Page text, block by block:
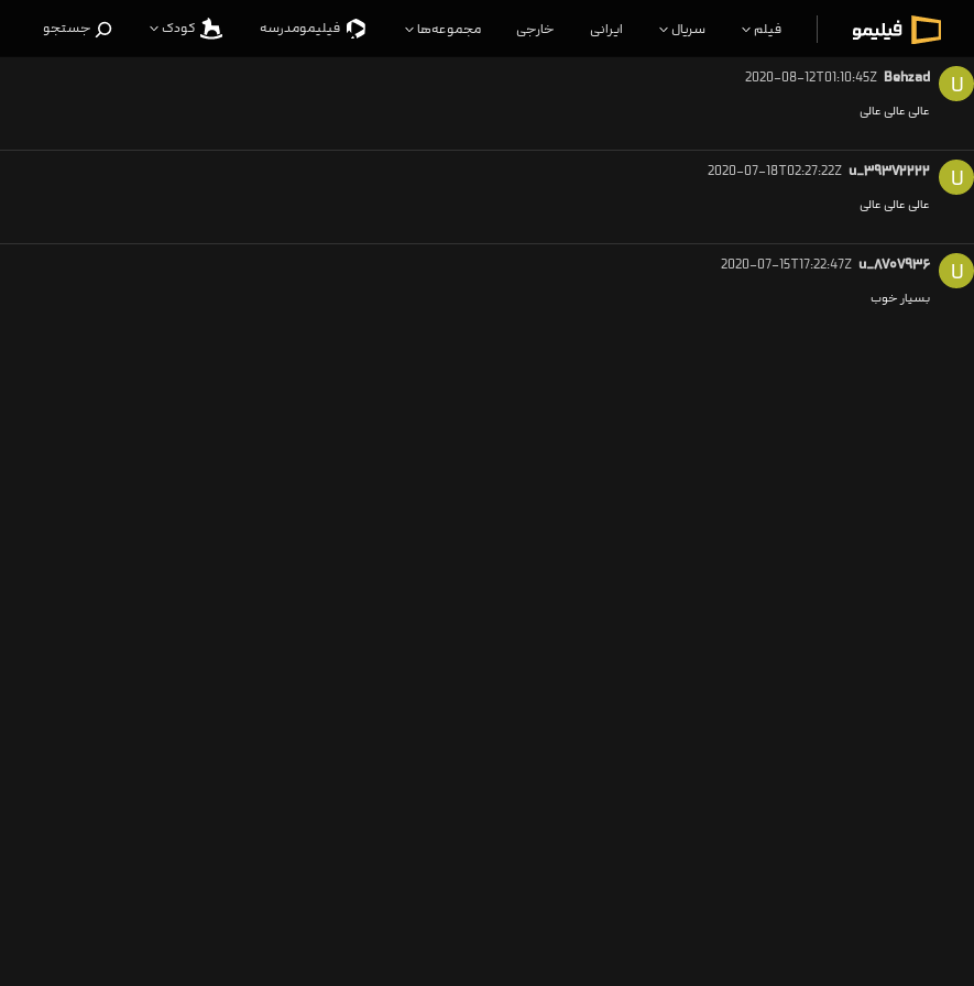
فیلم سریال ایرانی خارجی مجموعه‌ها فیلیمو‌مدرسه کودک جستجو
U
Behzad
2020-08-12T01:10:45Z
عالی عالی عالی
U u_۳۹۳۷۲۲۲۲ 2020-07-18T02:27:22Z
عالی عالی عالی
U u_۸۷۰۷۹۳۶ 2020-07-15T17:22:47Z
بسیار خوب